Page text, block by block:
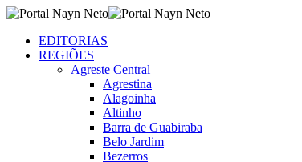
EDITORIAS
REGIÕES
Agreste Central
Agrestina
Alagoinha
Altinho
Barra de Guabiraba
Belo Jardim
Bezerros